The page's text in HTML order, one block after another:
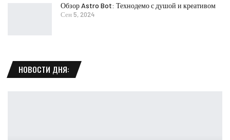
Обзор Astro Bot: Технодемо с душой и креативом
Сен 5, 2024
НОВОСТИ ДНЯ: